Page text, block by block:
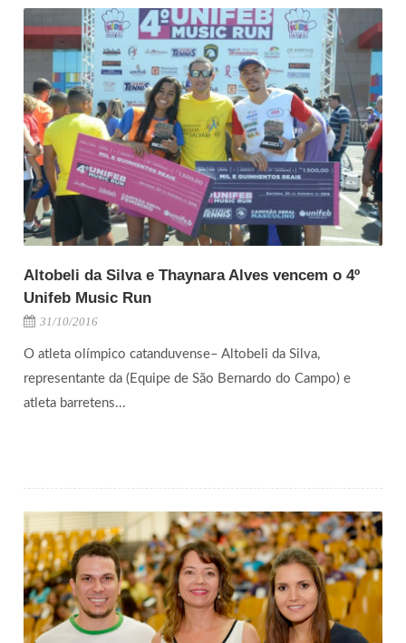
Altobeli da Silva e Thaynara Alves vencem o 4º
Unifeb Music Run
31/10/2016
O atleta olímpico catanduvense– Altobeli da Silva,
representante da (Equipe de São Bernardo do Campo) e
atleta barretens...